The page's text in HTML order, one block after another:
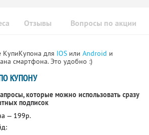
Отзывы Вопросы по акции
КупиКупона для IOS или Android и
смартфона. Это удобно :)
КУПОНУ
которые можно использовать сразу
подписок
— 199р.